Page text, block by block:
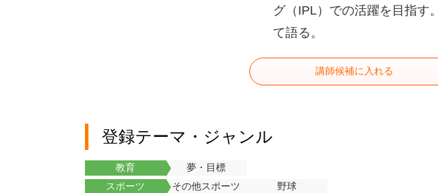
グ（IPL）での活躍を目指す
て語る。
講師候補に入れる
登録テーマ・ジャンル
教育
夢・目標
スポーツ
その他スポーツ
野球